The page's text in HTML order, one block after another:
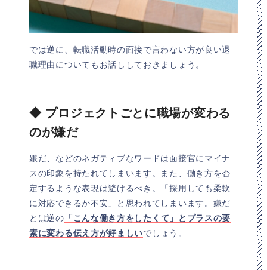
では逆に、転職活動時の面接で言わない方が良い退
職理由についてもお話ししておきましょう。
◆ プロジェクトごとに職場が変わる
のが嫌だ
嫌だ、などのネガティブなワードは面接官にマイナ
スの印象を持たれてしまいます。また、働き方を否
定するような表現は避けるべき。「採用しても柔軟
に対応できるか不安」と思われてしまいます。嫌だ
とは逆の 「こんな働き方をしたくて」とプラスの要
素に変わる伝え方が好ましいでしょう。